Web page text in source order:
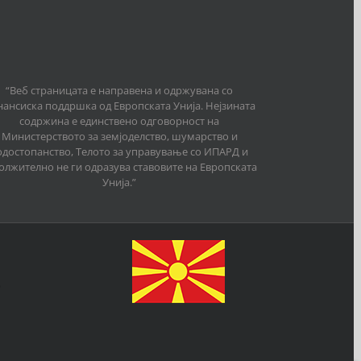
“Веб страницата е направена и одржувана со
поддршка од Европската Унија. Нејзината
содржина е единствено одговорност на
Министерството за земјоделство, шумарство и
Телото за управување со ИПАРД и
не ги одразува ставовите на Европската
Унија.”